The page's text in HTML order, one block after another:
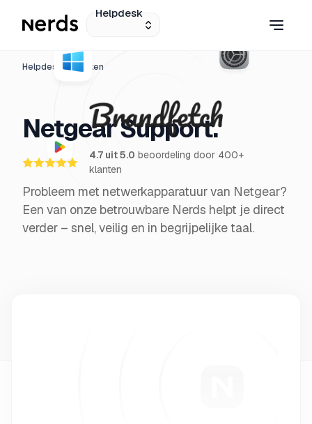
Helpdesk
Helpdesk Merken
Netgear Support.
4.7 uit 5.0 beoordeling door 400+
klanten
Probleem met netwerkapparatuur van Netgear?
Een van onze betrouwbare Nerds helpt je direct
verder – snel, veilig en in begrijpelijke taal.